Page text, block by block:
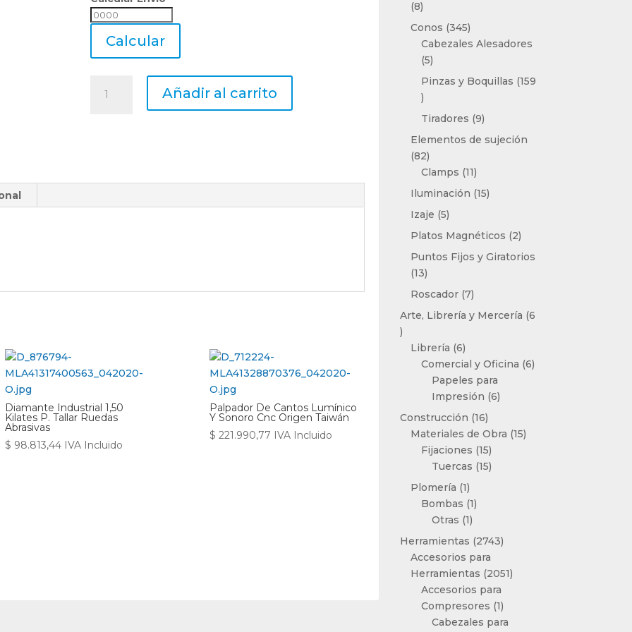
Calcular
Calcular
Terraja
X
cantidad
Añadir al carrito
Diamante Industrial 1,50
Kilates P. Tallar Ruedas
Abrasivas
$ 98.813,44 IVA Incluido
Palpador De Cantos Lumínico
Y Sonoro Cnc Origen Taiwán
$ 221.990,77 IVA Incluido
88
productos
Conos 345345
productos
Cabezales Alesadores
55
productos
Pinzas y Boquillas 159
159
productos
Tiradores 99
productos
Elementos de sujeción
8282
productos
Clamps 1111
productos
Iluminación 1515
Izaje 55
productos
Platos Magnéticos 22
productos
Puntos Fijos y Giratorios
1313
productos
Roscador 77
productos
Arte, Librería y Mercería 6
6
productos
Librería 66
productos
Comercial y Oficina 66
Papeles para
Impresión 66
Construcción 1616
productos
Materiales de Obra 1515
Fijaciones 1515
productos
Tuercas 1515
Plomería 11
producto
Bombas 11
Otras 11
producto
Herramientas 27432743
Accesorios para
Herramientas
20512051
Accesorios para
Compresores 11
producto
Cabezales para